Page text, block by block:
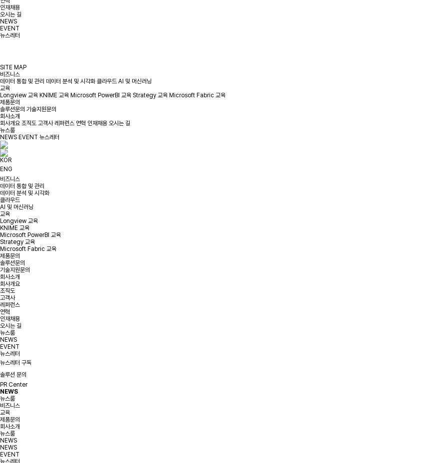
인재채용
오시는 길
NEWS
EVENT
뉴스레터
SITE MAP
비즈니스
데이터 통합 및 관리 데이터 분석 및 시각화 클라우드 AI 및 머신러닝
교육
Longview 교육 KNIME 교육 Microsoft PowerBI 교육 Strategy 교육 Microsoft Fabric 교육
제품문의
솔루션문의 기술지원문의
회사소개
회사개요 조직도 고객사 레퍼런스 연혁 인재채용 오시는 길
뉴스룸
NEWS EVENT 뉴스레터
KOR
ENG
비즈니스
데이터 통합 및 관리
데이터 분석 및 시각화
클라우드
AI 및 머신러닝
교육
Longview 교육
KNIME 교육
Microsoft PowerBI 교육
Strategy 교육
Microsoft Fabric 교육
제품문의
솔루션문의
기술지원문의
회사소개
회사개요
조직도
고객사
레퍼런스
연혁
인재채용
오시는 길
뉴스룸
NEWS
EVENT
뉴스레터
뉴스레터 구독
솔루션 문의
PR Center
NEWS
뉴스룸
비즈니스
교육
제품문의
회사소개
뉴스룸
NEWS
NEWS
EVENT
뉴스레터